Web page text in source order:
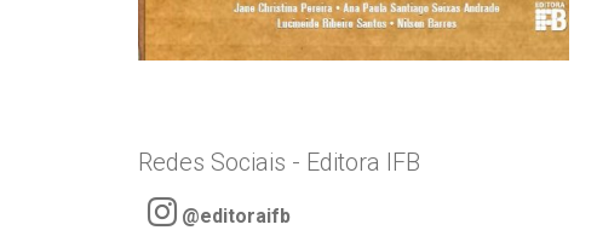
Redes Sociais - Editora IFB
@editoraifb